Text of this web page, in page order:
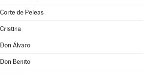
Corte de Peleas
Cristina
Don Álvaro
Don Benito